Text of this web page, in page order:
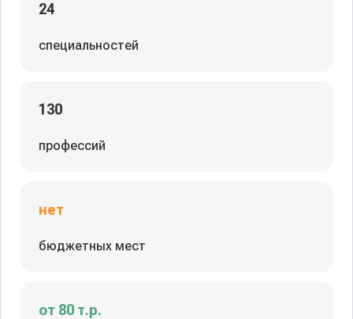
24
специальностей
130
профессий
нет
бюджетных мест
от 80 т.р.